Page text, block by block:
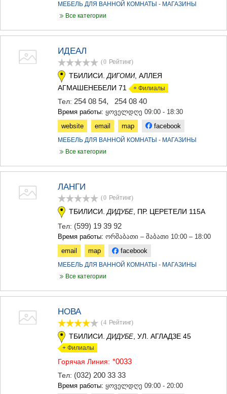
МЕБЕЛЬ ДЛЯ ВАННОЙ КОМНАТЫ - МАГАЗИНЫ
Все категории
ИДЕАЛ
(0 Рейтинг)
ТБИЛИСИ.ДИГОМИ, АЛЛЕЯ
АГМАШЕНЕБЕЛИ 71 + Филиалы
Тел: 254 08 54, 254 08 40
Время работы: ყოველდღე 09:00 - 18:30
website
email map facebook
МЕБЕЛЬ ДЛЯ ВАННОЙ КОМНАТЫ - МАГАЗИНЫ
Все категории
ЛАНГИ
(0 Рейтинг)
ТБИЛИСИ. ДИДУБЕ , ПР. ЦЕРЕТЕЛИ 115А
Тел: (599) 19 39 92
Время работы: ორშაბათი – შაბათი 10:00 – 18:00
email
map facebook
МЕБЕЛЬ ДЛЯ ВАННОЙ КОМНАТЫ - МАГАЗИНЫ
Все категории
НОВА
(4 Рейтинг)
ТБИЛИСИ.ДИДУБЕ, УЛ. АГЛАДЗЕ 45
+ Филиалы
Горячая Линия: *0033
Тел: (032) 200 33 33
Время работы: ყოველდღე 09:00 - 20:00